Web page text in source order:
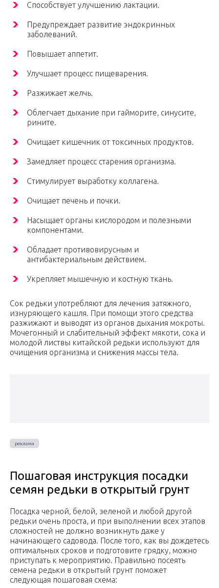
Способствует улучшению лактации.
Предупреждает развитие эндокринных
заболеваний.
Повышает аппетит.
Улучшает процесс пищеварения.
Разжижает желчь.
Облегчает дыхание при гайморите, синусите,
рините.
Очищает кишечник от токсичных продуктов.
Замедляет процесс старения организма.
Стимулирует выработку коллагена.
Очищает печень и почки.
Насыщает органы кислородом и полезными
компонентами.
Обладает противовирусным и
антибактериальным действием.
Укрепляет мышечную и костную ткань.
Сок редьки употребляют для лечения затяжного,
изнуряющего кашля. При помощи этого средства
разжижают и выводят из органов дыхания мокроты.
Мочегонный и слабительный эффект мякоти, сока и
молодой листвы китайской редьки используют для
очищения организма и снижения массы тела.
Пошаговая инструкция посадки
семян редьки в открытый грунт
Посадка черной, белой, зеленой и любой другой
редьки очень проста, и при выполнении всех этапов
сложностей не должно возникнуть даже у
начинающего садовода. После того, как вы дождетесь
оптимальных сроков и подготовите грядку, можно
приступать к мероприятию. Правильно посеять
семена редьки в открытый грунт поможет
следующая пошаговая схема: